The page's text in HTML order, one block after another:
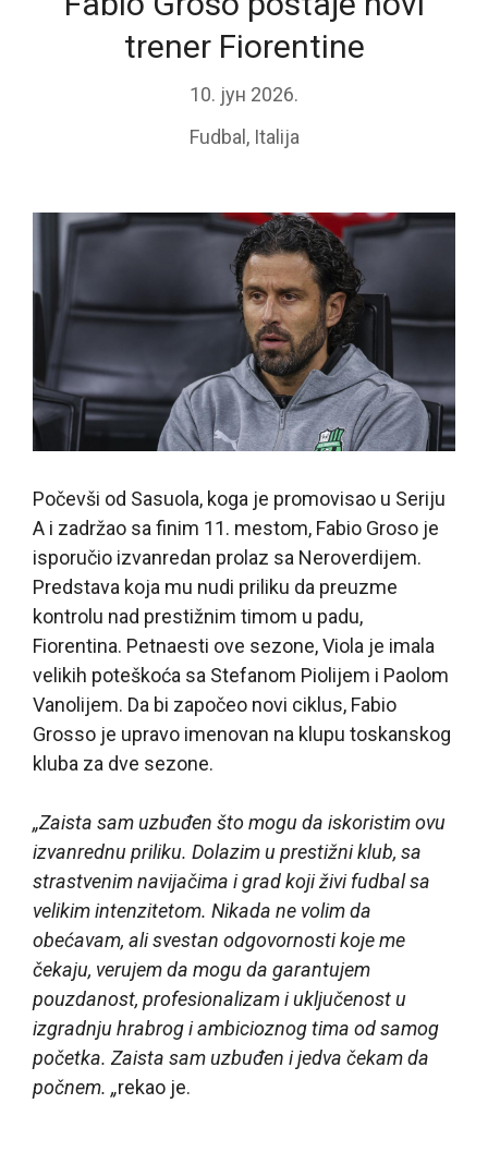
trener Fiorentine
10. јун 2026.
Fudbal , Italija
Počevši od Sasuola, koga je promovisao u Seriju
A i zadržao sa finim 11. mestom, Fabio Groso je
isporučio izvanredan prolaz sa Neroverdijem.
Predstava koja mu nudi priliku da preuzme
kontrolu nad prestižnim timom u padu,
Fiorentina. Petnaesti ove sezone, Viola je imala
velikih poteškoća sa Stefanom Piolijem i Paolom
Vanolijem. Da bi započeo novi ciklus, Fabio
Grosso je upravo imenovan na klupu toskanskog
kluba za dve sezone.
„Zaista sam uzbuđen što mogu da iskoristim ovu
izvanrednu priliku. Dolazim u prestižni klub, sa
strastvenim navijačima i grad koji živi fudbal sa
velikim intenzitetom. Nikada ne volim da
obećavam, ali svestan odgovornosti koje me
čekaju, verujem da mogu da garantujem
pouzdanost, profesionalizam i uključenost u
izgradnju hrabrog i ambicioznog tima od samog
početka. Zaista sam uzbuđen i jedva čekam da
počnem. „rekao je.